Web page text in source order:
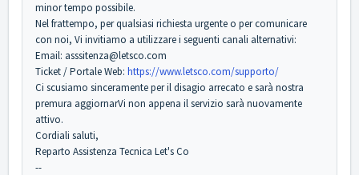
minor tempo possibile.
Nel frattempo, per qualsiasi richiesta urgente o per comunicare
con noi, Vi invitiamo a utilizzare i seguenti canali alternativi:
Email: asssitenza@letsco.com
Ticket / Portale Web: https://www.letsco.com/supporto/
Ci scusiamo sinceramente per il disagio arrecato e sarà nostra
premura aggiornarVi non appena il servizio sarà nuovamente
attivo.
Cordiali saluti,
Reparto Assistenza Tecnica Let's Co
--